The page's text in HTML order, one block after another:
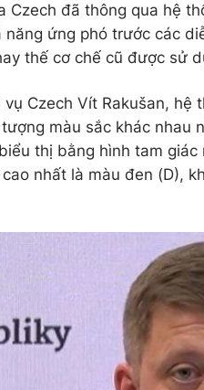
Czech đã thông qua hệ
năng ứng phó trước các
thế cơ chế cũ được sử
Czech Vít Rakušan,
màu sắc khác nhau
thị bằng hình tam
nhất là màu đen (D),